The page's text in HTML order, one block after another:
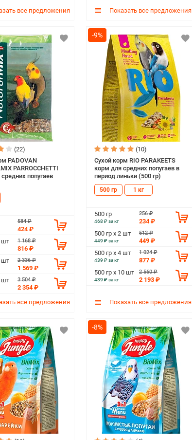
все предложения Показать все предложения
(22)
PADOVAN
PARROCCHETTI
попугаев
584 ₽
424 ₽
шт
1 168 ₽
816 ₽
шт
2 336 ₽
1 569 ₽
шт
3 504 ₽
2 354 ₽
все предложения
-9%
(10)
Сухой корм RIO PARAKEETS
корм для средних попугаев в
период линьки (500 гр)
500 гр 1 кг
500 гр
468 ₽ за кг
256 ₽
234 ₽
500 гр х 2 шт
449 ₽ за кг
512 ₽
449 ₽
500 гр х 4 шт
439 ₽ за кг
1 024 ₽
877 ₽
500 гр х 10 шт
439 ₽ за кг
2 560 ₽
2 193 ₽
Показать все предложения
-8%